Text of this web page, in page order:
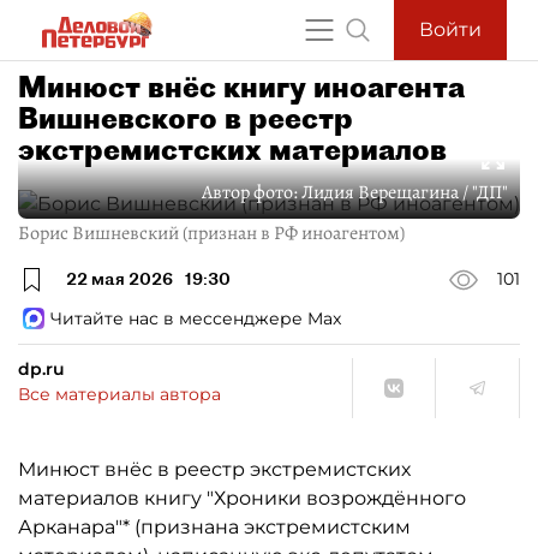
Войти
Минюст внёс книгу иноагента
Вишневского в реестр
экстремистских материалов
Автор фото:Лидия Верещагина / "ДП"
Борис Вишневский (признан в РФ иноагентом)
22 мая 2026 19:30
101
Читайте нас в мессенджере Max
dp.ru
Все материалы автора
Минюст внёс в реестр экстремистских
материалов книгу "Хроники возрождённого
Арканара"* (признана экстремистским